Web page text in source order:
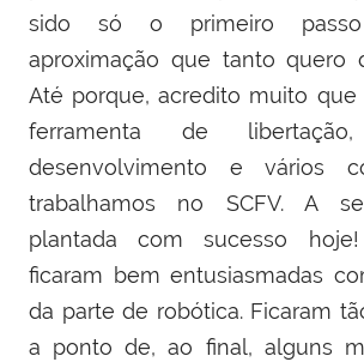
sido só o primeiro
aproximação que tanto quero
Até porque, acredito muito que
ferramenta de libertação,
desenvolvimento e vários
trabalhamos no SCFV. A
plantada com sucesso
ficaram bem entusiasmadas
da parte de robótica. Ficaram
a ponto de, ao final, alguns